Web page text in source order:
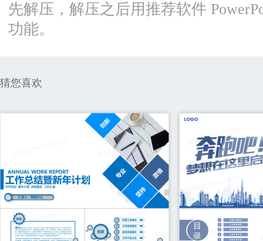
先解压，解压之后用推荐软件
功能。
猜您喜欢